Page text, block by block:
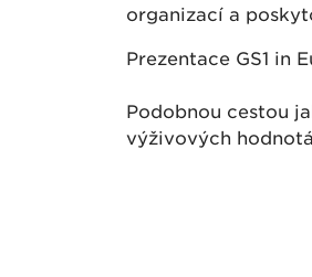
organizací a
Prezentace GS1 in
Podobnou cestou
výživových